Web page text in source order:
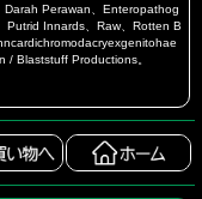
Darah Perawan、Enteropathog
Putrid Innards、Raw、Rotten B
/ Blaststuff Productions。